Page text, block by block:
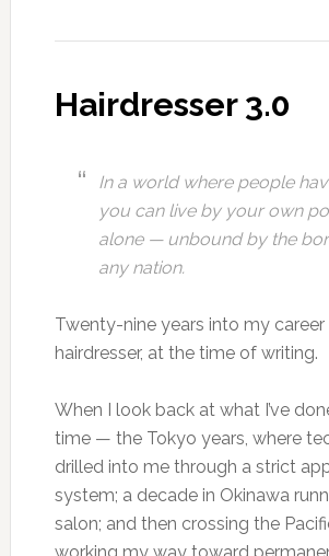
Hairdresser 3.0
In a world where people
you can live by your own
alone — unbound by the
any nation.
Twenty-nine years into my career
hairdresser, at the time of writing.
When I look back at what I’ve
time — the Tokyo years, where
drilled into me through a strict
system; a decade in Okinawa
salon; and then crossing the